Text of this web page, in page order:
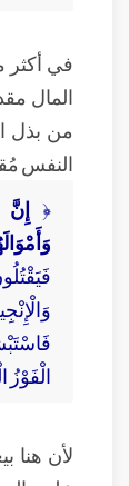
في أكثر
المال
من بذل
النفس
﴿ إِنَّ
الْفَوْزُ
لأن هنا